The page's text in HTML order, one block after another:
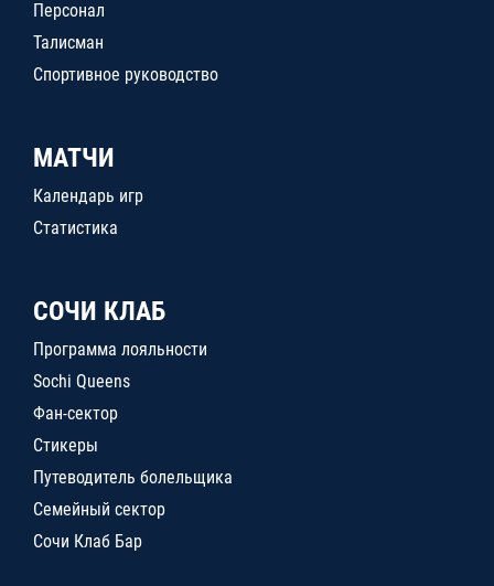
Персонал
Талисман
Спортивное руководство
МАТЧИ
Календарь игр
Статистика
СОЧИ КЛАБ
Программа лояльности
Sochi Queens
Фан-сектор
Стикеры
Путеводитель болельщика
Семейный сектор
Сочи Клаб Бар